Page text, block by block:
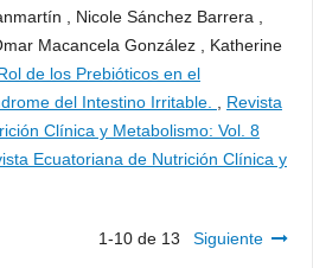
, Nicole Sánchez Barrera ,
Macancela González , Katherine
de los Prebióticos en el
del Intestino Irritable. , Revista
Clínica y Metabolismo: Vol. 8
Ecuatoriana de Nutrición Clínica y
1-10 de 13 Siguiente